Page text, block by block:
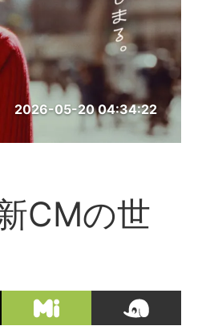
2026-05-20 04:34:22
CMの世